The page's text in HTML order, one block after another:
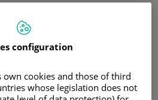
la doctora Sonia Janneth
oftalmóloga del
, nos aconseja que "frente al
la recomendación es
realice una valoración
la causa, planteando así la
configuration
own cookies and those of third
whose legislation does not